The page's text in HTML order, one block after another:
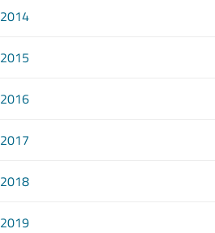
2014
2015
2016
2017
2018
2019